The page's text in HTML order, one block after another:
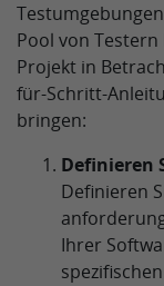
Pool von
Projekt in
für-Schritt-
bringen:
Definieren
Definieren
Ihrer